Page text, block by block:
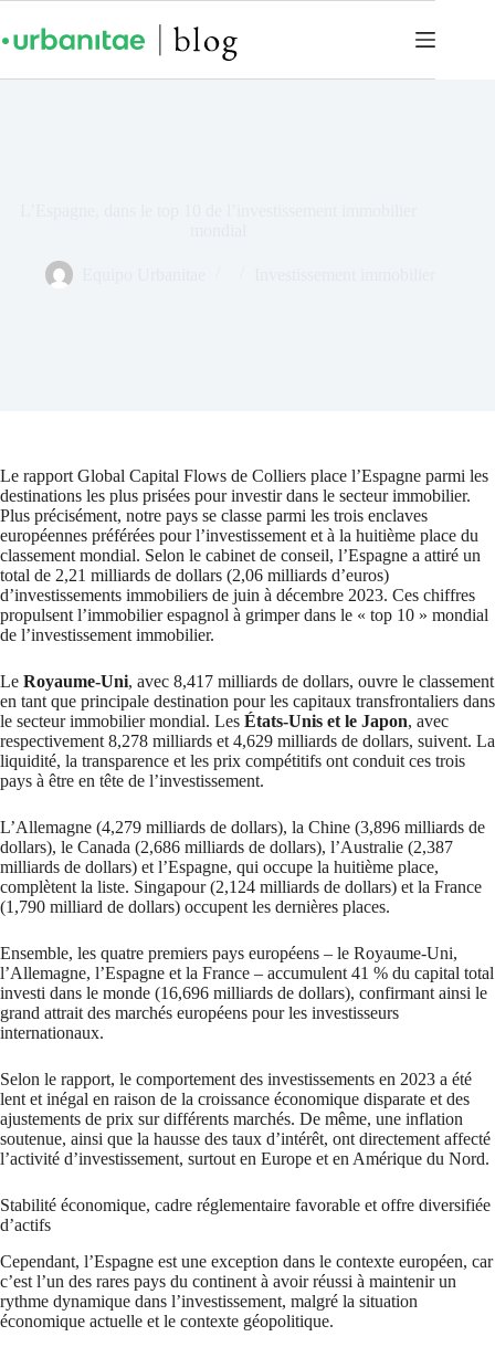
Le rapport Global Capital Flows de Colliers place l’Espagne parmi les
destinations les plus prisées pour investir dans le secteur immobilier.
Plus précisément, notre pays se classe parmi les trois enclaves
européennes préférées pour l’investissement et à la huitième place du
classement mondial. Selon le cabinet de conseil, l’Espagne a attiré un
total de 2,21 milliards de dollars (2,06 milliards d’euros)
d’investissements immobiliers de juin à décembre 2023. Ces chiffres
propulsent l’immobilier espagnol à grimper dans le « top 10 » mondial
de l’investissement immobilier.
Le Royaume-Uni, avec 8,417 milliards de dollars, ouvre le classement
en tant que principale destination pour les capitaux transfrontaliers dans
le secteur immobilier mondial. Les États-Unis et le Japon, avec
respectivement 8,278 milliards et 4,629 milliards de dollars, suivent. La
liquidité, la transparence et les prix compétitifs ont conduit ces trois
pays à être en tête de l’investissement.
L’Allemagne (4,279 milliards de dollars), la Chine (3,896 milliards de
dollars), le Canada (2,686 milliards de dollars), l’Australie (2,387
milliards de dollars) et l’Espagne, qui occupe la huitième place,
complètent la liste. Singapour (2,124 milliards de dollars) et la France
(1,790 milliard de dollars) occupent les dernières places.
Ensemble, les quatre premiers pays européens – le Royaume-Uni,
l’Allemagne, l’Espagne et la France – accumulent 41 % du capital total
investi dans le monde (16,696 milliards de dollars), confirmant ainsi le
grand attrait des marchés européens pour les investisseurs
internationaux.
Selon le rapport, le comportement des investissements en 2023 a été
lent et inégal en raison de la croissance économique disparate et des
ajustements de prix sur différents marchés. De même, une inflation
soutenue, ainsi que la hausse des taux d’intérêt, ont directement affecté
l’activité d’investissement, surtout en Europe et en Amérique du Nord.
Stabilité économique, cadre réglementaire favorable et offre diversifiée
d’actifs
Cependant, l’Espagne est une exception dans le contexte européen, car
c’est l’un des rares pays du continent à avoir réussi à maintenir un
rythme dynamique dans l’investissement, malgré la situation
économique actuelle et le contexte géopolitique.